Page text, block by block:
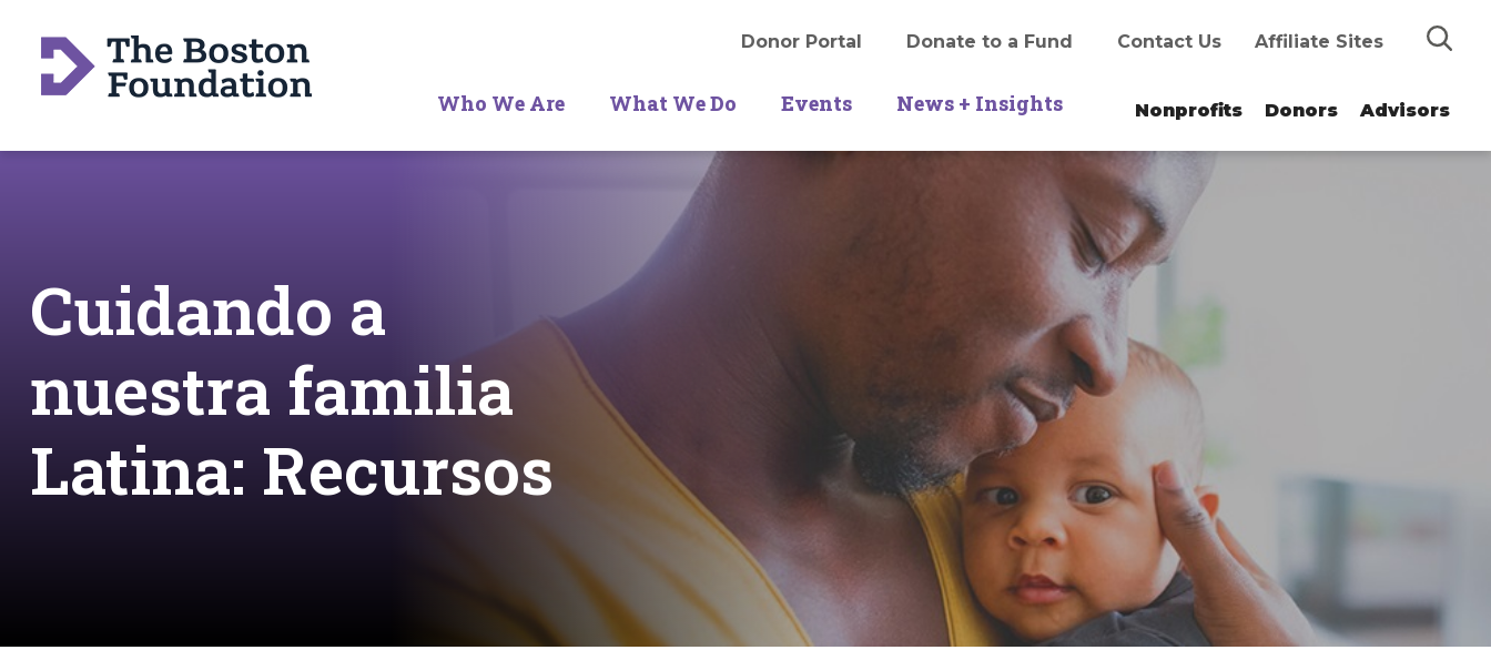
Search
Donor Portal Donate to a Fund Contact Us Affiliate Sites
Who We Are What We Do Events News + Insights Nonprofits Donors Advisors
Cuidando a
nuestra familia
Latina: Recursos